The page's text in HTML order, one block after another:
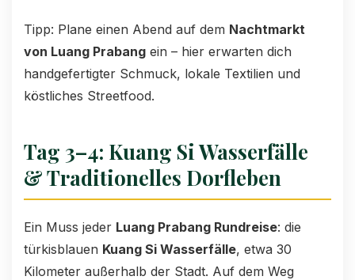
Tipp: Plane einen Abend auf dem Nachtmarkt
von Luang Prabang ein – hier erwarten dich
handgefertigter Schmuck, lokale Textilien und
köstliches Streetfood.
Tag 3–4: Kuang Si Wasserfälle
& Traditionelles Dorfleben
Ein Muss jeder Luang Prabang Rundreise: die
türkisblauen Kuang Si Wasserfälle, etwa 30
Kilometer außerhalb der Stadt. Auf dem Weg